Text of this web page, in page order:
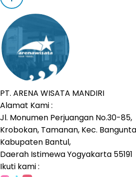
PT. ARENA WISATA MANDIRI
Alamat Kami :
Jl. Monumen Perjuangan No.30-85,
Krobokan, Tamanan, Kec.
Kabupaten Bantul,
Daerah Istimewa Yogyakarta 55191
Ikuti kami :